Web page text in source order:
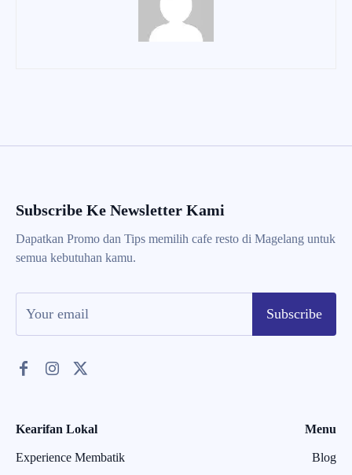
Subscribe Ke Newsletter Kami
Dapatkan Promo dan Tips memilih cafe resto di Magelang untuk
semua kebutuhan kamu.
Subscribe
Kearifan Lokal
Experience Membatik
Menu
Blog